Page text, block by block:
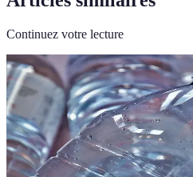
Continuez votre lecture